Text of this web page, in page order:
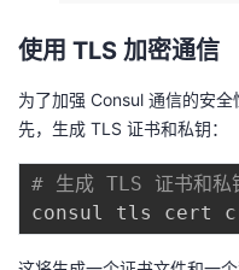
使用 TLS 加密通信
为了加强 Consul 通信的安
先，生成 TLS 证书和私钥：
# 生成 TLS 证书和私